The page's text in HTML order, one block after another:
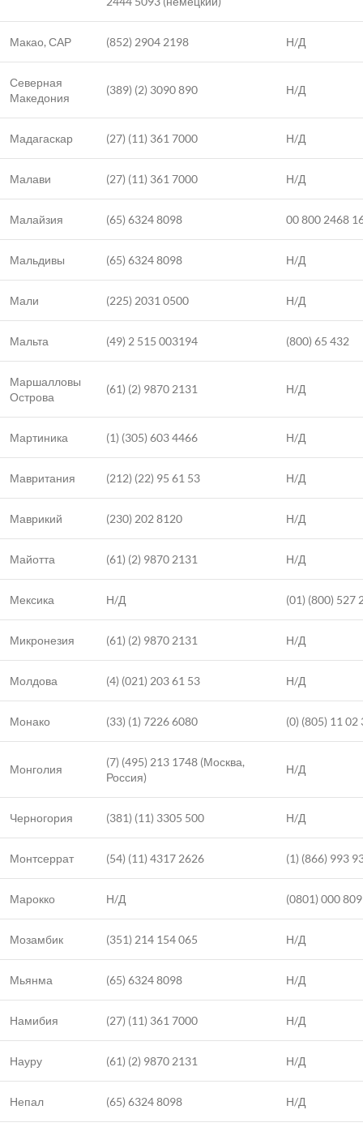
Макао, САР (852) 2904 2198 Н/Д
Северная
Македония
(389) (2) 3090 890 Н/Д
Мадагаскар (27) (11) 361 7000 Н/Д
Малави (27) (11) 361 7000 Н/Д
Малайзия (65) 6324 8098 00 800 2468
Мальдивы (65) 6324 8098 Н/Д
Мали (225) 2031 0500 Н/Д
Мальта (49) 2 515 003194 (800) 65 432
Маршалловы
Острова
(61) (2) 9870 2131 Н/Д
Мартиника (1) (305) 603 4466 Н/Д
Мавритания (212) (22) 95 61 53 Н/Д
Маврикий (230) 202 8120 Н/Д
Майотта (61) (2) 9870 2131 Н/Д
Мексика Н/Д (01) (800) 527
Микронезия (61) (2) 9870 2131 Н/Д
Молдова (4) (021) 203 61 53 Н/Д
Монако (33) (1) 7226 6080 (0) (805) 11 02
Монголия
(7) (495) 213 1748 (Москва,
Россия)
Н/Д
Черногория (381) (11) 3305 500 Н/Д
Монтсеррат (54) (11) 4317 2626 (1) (866) 993
Марокко Н/Д (0801) 000 809
Мозамбик (351) 214 154 065 Н/Д
Мьянма (65) 6324 8098 Н/Д
Намибия (27) (11) 361 7000 Н/Д
Науру (61) (2) 9870 2131 Н/Д
Непал (65) 6324 8098 Н/Д